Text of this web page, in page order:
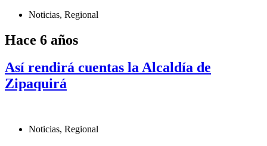
Noticias, Regional
Hace 6 años
Así rendirá cuentas la Alcaldía de
Zipaquirá
Noticias, Regional